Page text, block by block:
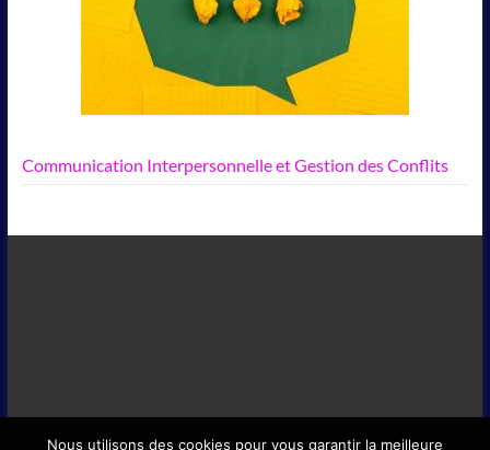
Communication Interpersonnelle et Gestion des Conflits
Nous utilisons des cookies pour vous garantir la meilleure